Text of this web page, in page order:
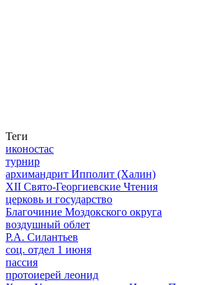
Теги
иконостас
турнир
архимандрит Ипполит (Халин)
XII Свято-Георгиевские Чтения
церковь и государство
Благочиние Моздокского округа
воздушный облет
Р.А. Силантьев
соц. отдел 1 июня
пассия
протоиерей леонид